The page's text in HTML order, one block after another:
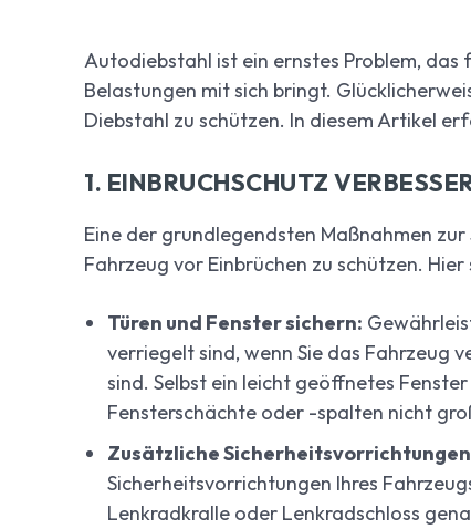
Autodiebstahl ist ein ernstes Problem,
Belastungen mit sich bringt.
Diebstahl zu schützen. In diesem Artikel
1. EINBRUCHSCHUTZ
Eine der grundlegendsten Maßnahmen
Fahrzeug vor Einbrüchen zu schützen.
Türen und Fenster sichern:
verriegelt sind, wenn Sie das Fahrzeug
sind. Selbst ein leicht geöffnetes
Fensterschächte oder -spalten nicht
Zusätzliche
Sicherheitsvorrichtungen Ihres
Lenkradkralle oder Lenkradschloss